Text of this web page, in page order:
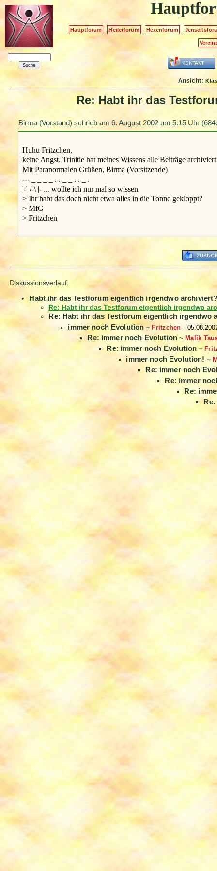
Hauptforum Heilerforum Hexenforum
Ansicht:
Re: Habt ihr das
Birma (Vorstand) schrieb am6. August 2002 um 5:15 Uhr
Huhu Fritzchen,
keine Angst. Trinitie hat meines Wissens alle Beiträge
Mit Paranormalen Grüßen, Birma (Vorsitzende)
--- _ _ _ _ . . _ _ . . _ .
|-' /-\ |- ... wollte ich nur mal so wissen.
> Ihr habt das doch nicht etwa alles in die Tonne gekloppt?
> MfG
> Fritzchen
Diskussionsverlauf:
Habt ihr das Testforum eigentlich irgendwo
Re: Habt ihr das Testforum eigentlich irgendwo
Re: Habt ihr das Testforum eigentlich irgendwo
immer noch Evolution~Fritzchen -
Re: immer noch Evolution~ Malik
Re: immer noch Evolution~
immer noch Evolution! ~
Re: immer noch
Re: immer
Re: